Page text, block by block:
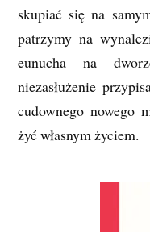
skupiać się na
patrzymy na
eunucha na
niezasłużenie
cudownego nowego
żyć własnym życiem.